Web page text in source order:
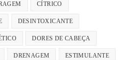
CÍTRICO
DESINTOXICANTE
DORES DE CABEÇA
DRENAGEM ESTIMULANTE